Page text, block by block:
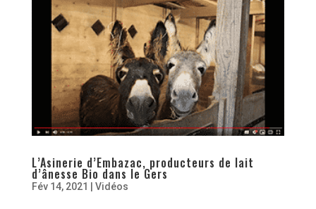
L’Asinerie d’Embazac, producteurs de lait
d’ânesse Bio dans le Gers
Fév 14, 2021 Vidéos